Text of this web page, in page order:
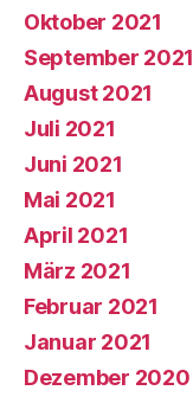
Oktober 2021
September 2021
August 2021
Juli 2021
Juni 2021
Mai 2021
April 2021
März 2021
Februar 2021
Januar 2021
Dezember 2020